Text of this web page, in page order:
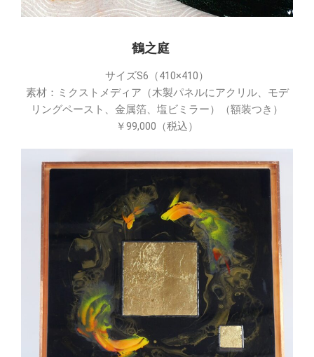
鶴之庭
サイズS6（410×410）
素材：ミクストメディア（木製パネルにアクリル、モデ
リングペースト、金属箔、塩ビミラー）（額装つき）
￥99,000（税込）